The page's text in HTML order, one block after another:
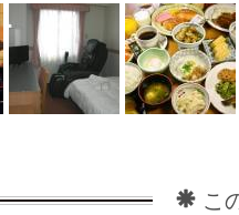
こ